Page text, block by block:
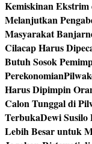
Kemiskinan Ekstrim
Melanjutkan
Masyarakat
Cilacap Harus
Butuh Sosok
Perekonomian
Harus Dipimpin
Calon Tunggal di
TerbukaDewi
Lebih Besar untuk